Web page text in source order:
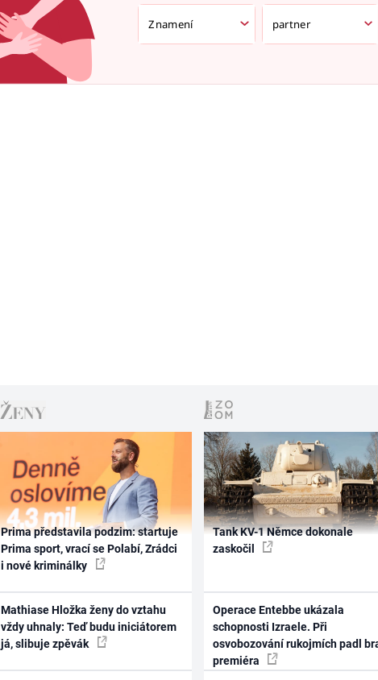
Prima představila podzim: startuje
Prima sport, vrací se Polabí, Zrádci
i nové kriminálky
Mathiase Hložka ženy do vztahu
vždy uhnaly: Teď budu iniciátorem
já, slibuje zpěvák
Tank KV-1 Němce dokonale
zaskočil
Operace Entebbe ukázala
schopnosti Izraele. Při
osvobozování rukojmích padl
premiéra